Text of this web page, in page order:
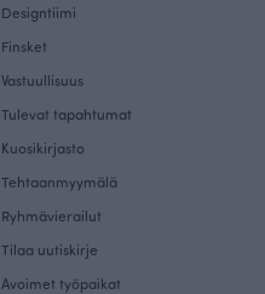
Designtiimi
Finsket
Vastuullisuus
Tulevat tapahtumat
Kuosikirjasto
Tehtaanmyymälä
Ryhmävierailut
Tilaa uutiskirje
Avoimet työpaikat